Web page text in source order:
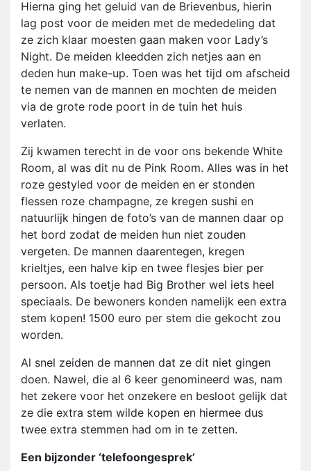
Hierna ging het geluid van de Brievenbus, hierin
lag post voor de meiden met de mededeling dat
ze zich klaar moesten gaan maken voor Lady’s
Night. De meiden kleedden zich netjes aan en
deden hun make-up. Toen was het tijd om afscheid
te nemen van de mannen en mochten de meiden
via de grote rode poort in de tuin het huis
verlaten.
Zij kwamen terecht in de voor ons bekende White
Room, al was dit nu de Pink Room. Alles was in het
roze gestyled voor de meiden en er stonden
flessen roze champagne, ze kregen sushi en
natuurlijk hingen de foto’s van de mannen daar op
het bord zodat de meiden hun niet zouden
vergeten. De mannen daarentegen, kregen
krieltjes, een halve kip en twee flesjes bier per
persoon. Als toetje had Big Brother wel iets heel
speciaals. De bewoners konden namelijk een extra
stem kopen! 1500 euro per stem die gekocht zou
worden.
Al snel zeiden de mannen dat ze dit niet gingen
doen. Nawel, die al 6 keer genomineerd was, nam
het zekere voor het onzekere en besloot gelijk dat
ze die extra stem wilde kopen en hiermee dus
twee extra stemmen had om in te zetten.
Een bijzonder ‘telefoongesprek’